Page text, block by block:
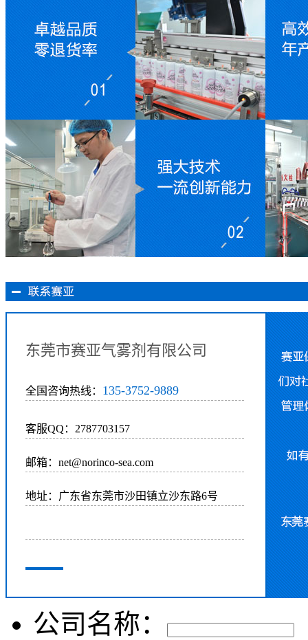
东莞市赛亚气雾剂有限公司
全国咨询热线： 135-3752-9889
客服QQ：2787703157
邮箱：net@norinco-sea.com
地址：广东省东莞市沙田镇立沙东路6号
公司名称：